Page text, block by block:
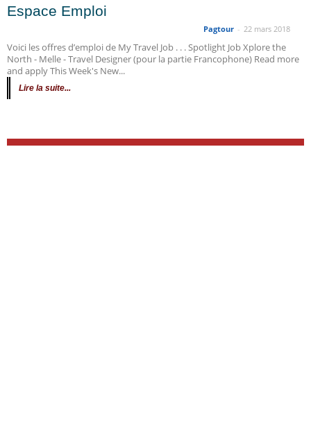
Espace Emploi
Pagtour - 22 mars 2018
Voici les offres d’emploi de My Travel Job . . . Spotlight Job Xplore the
North - Melle - Travel Designer (pour la partie Francophone) Read more
and apply This Week's New...
Lire la suite...